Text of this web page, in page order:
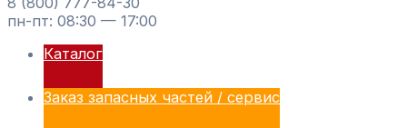
пн-пт: 08:30 — 17:00
Каталог
Заказ запасных частей / сервис